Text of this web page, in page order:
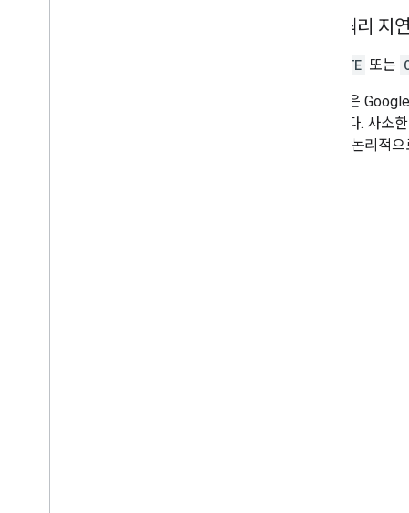
쿼리 지
EXECUTE 또는
이 분석은
야 합니다. 사소
과 같이 논리적